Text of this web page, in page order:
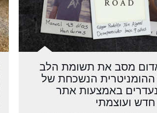
מסב את תשומת הלב
ההומניטרית הנשכחת של
באמצעות אתר
ועוצמתי